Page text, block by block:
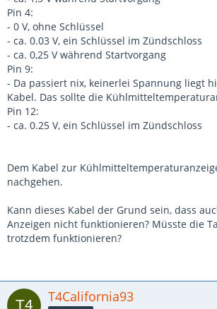
Pin 4:
- 0 V, ohne Schlüssel
- ca. 0.03 V, ein Schlüssel im Zündschloss
- ca. 0,25 V während Startvorgang
Pin 9:
- Da passiert nix, keinerlei Spannung liegt
Kabel. Das sollte die
Pin 12:
- ca. 0.25 V, ein Schlüssel im Zündschloss
Dem Kabel zur
nachgehen.
Kann dieses Kabel der Grund sein, dass
Anzeigen nicht funktionieren? Müsste die
trotzdem funktionieren?
T4California93